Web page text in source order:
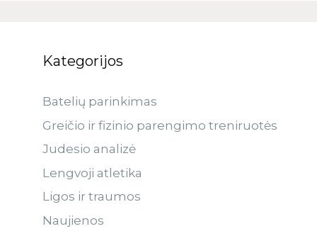
Kategorijos
Batelių parinkimas
Greičio ir fizinio parengimo treniruotės
Judesio analizė
Lengvoji atletika
Ligos ir traumos
Naujienos